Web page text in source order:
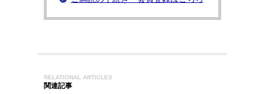
RELATIONAL ARTICLES
関連記事